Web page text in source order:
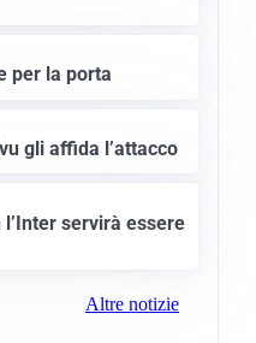
per la porta
gli affida l’attacco
servirà essere
Altre notizie